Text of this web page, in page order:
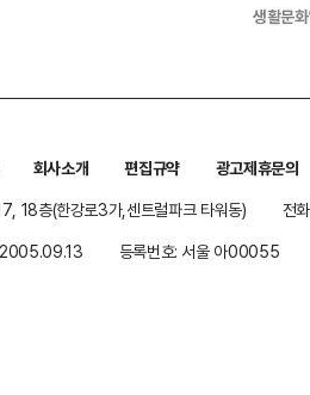
생활문
회사소개 편집규약
광고제휴문의
18층(한강로3가,센트럴파크 타워동)
전
2005.09.13 등록번호: 서울 아00055